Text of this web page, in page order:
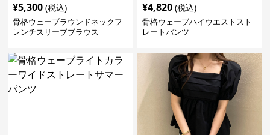
¥5,300 (税込)
骨格ウェーブラウンドネックフ
レンチスリーブブラウス
¥4,820 (税込)
骨格ウェーブハイウエストスト
レートパンツ